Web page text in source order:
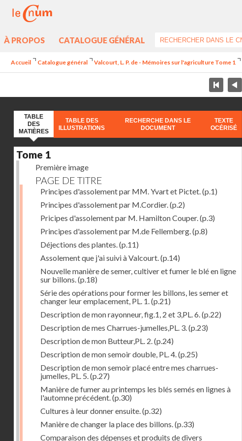
À PROPOS CATALOGUE GÉNÉRAL
Accueil Catalogue général Valcourt, L. P. de - Mémoires sur l'agriculture Tome 1
TABLE
DES
MATIÈRES
TABLE DES
ILLUSTRATIONS
RECHERCHE DANS LE
DOCUMENT
TEXTE
OCÉRISÉ
Tome 1
Première image
PAGE DE TITRE
Principes d'assolement par MM. Yvart et Pictet.(p.1)
Principes d'assolement par M.Cordier.(p.2)
Pricipes d'assolement par M. Hamilton Couper.(p.3)
Principes d'assolement par M.de Fellemberg.(p.8)
Déjections des plantes.(p.11)
Assolement que j'ai suivi à Valcourt.(p.14)
Nouvelle manière de semer, cultiver et fumer le blé en ligne
sur billons.(p.18)
Série des opérations pour former les billons, les semer et
changer leur emplacement, PL. 1.(p.21)
Description de mon rayonneur, fig.1, 2 et 3,PL. 6.(p.22)
Description de mes Charrues-jumelles,PL. 3.(p.23)
Description de mon Butteur,PL. 2.(p.24)
Description de mon semoir double, PL. 4.(p.25)
Description de mon semoir placé entre mes charrues-
jumelles, PL. 5.(p.27)
Manière de fumer au printemps les blés semés en lignes à
l'automne précédent.(p.30)
Cultures à leur donner ensuite.(p.32)
Manière de changer la place des billons.(p.33)
Comparaison des dépenses et produits de divers